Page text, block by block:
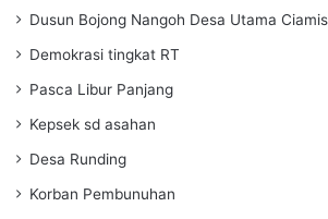
Dusun Bojong Nangoh Desa Utama Ciamis
Demokrasi tingkat RT
Pasca Libur Panjang
Kepsek sd asahan
Desa Runding
Korban Pembunuhan